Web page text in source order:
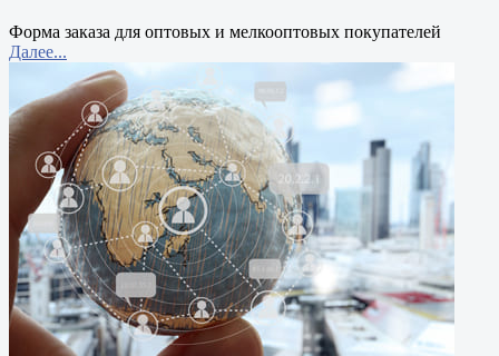
Форма заказа для оптовых и мелкооптовых покупателей
Далее...